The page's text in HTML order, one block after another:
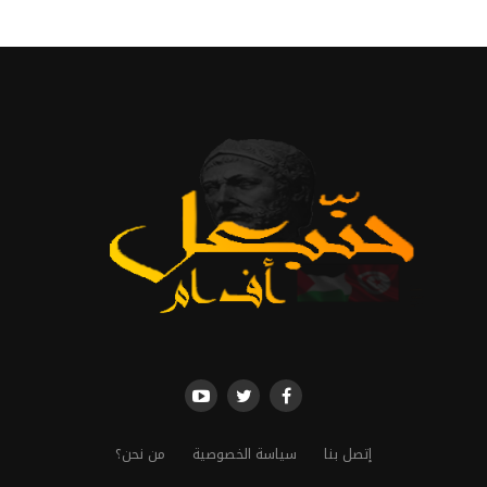
إتصل بنا سياسة الخصوصية من نحن؟